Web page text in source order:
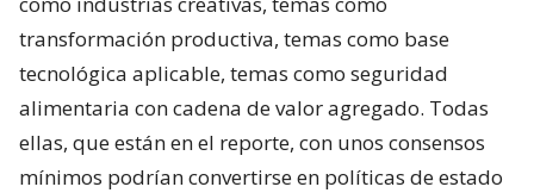
transformación productiva, temas como base
tecnológica aplicable, temas como seguridad
alimentaria con cadena de valor agregado. Todas
ellas, que están en el reporte, con unos consensos
mínimos podrían convertirse en políticas de estado